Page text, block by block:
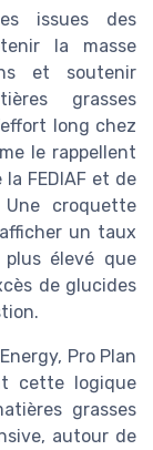
issues des
la masse
et soutenir
grasses
long chez
le rappellent
FEDIAF et de
Une croquette
un taux
élevé que
de glucides
Pro Plan
cette logique
grasses
autour de